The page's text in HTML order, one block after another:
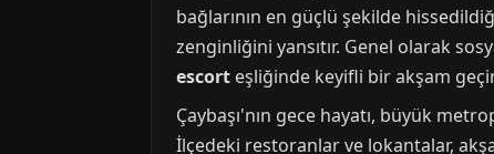
bağlarının en güçlü şekilde
zenginliğini yansıtır. Genel olarak
escort eşliğinde keyifli bir akşam
Çaybaşı'nın gece hayatı, büyük
İlçedeki restoranlar ve lokantalar,